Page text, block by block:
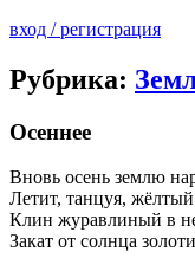
вход / регистрация
Рубрика:
Осеннее
Вновь осень землю
Летит, танцуя, жёлтый
Клин журавлиный в
Закат от солнца